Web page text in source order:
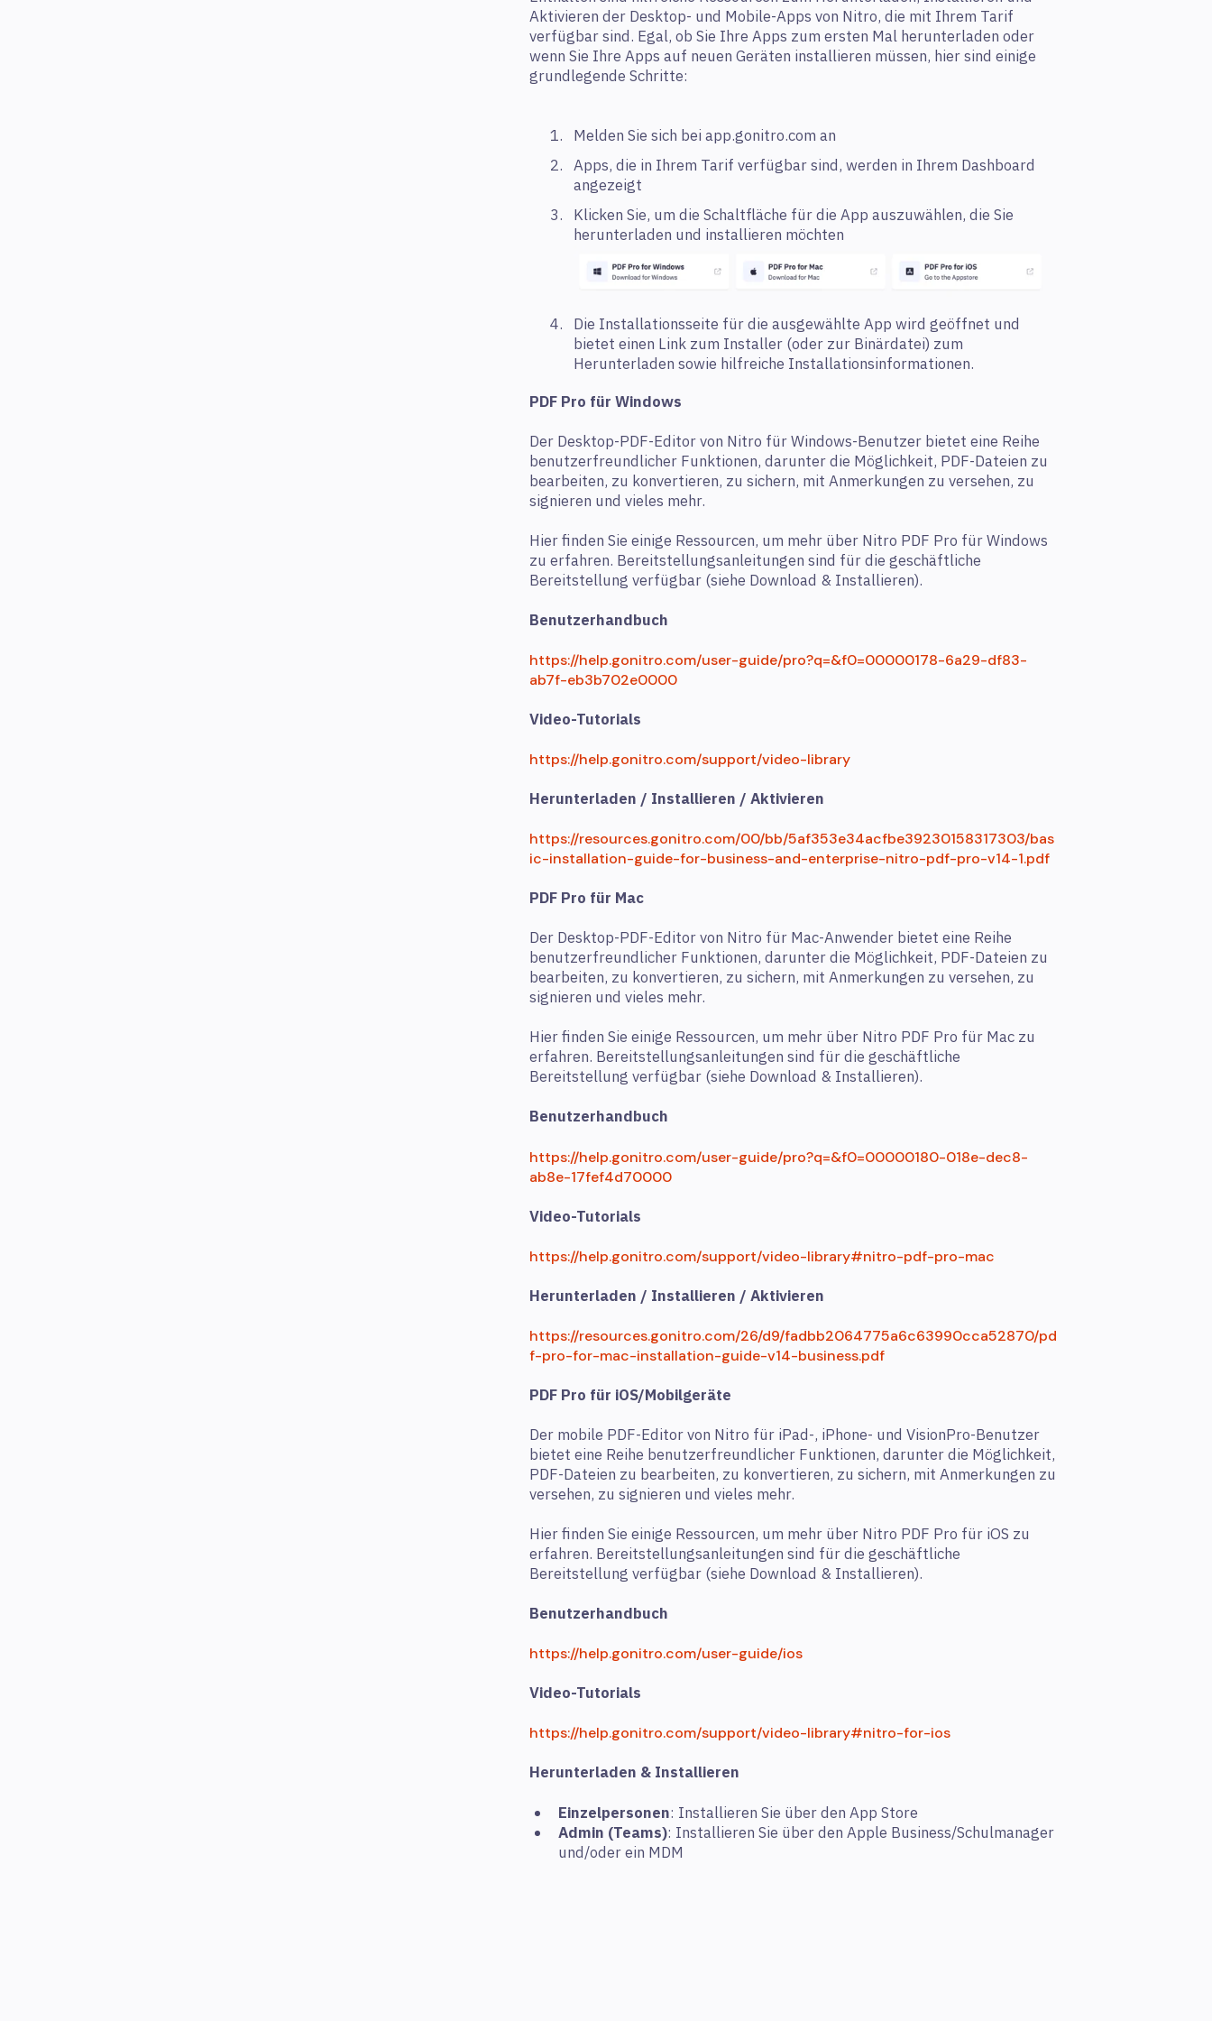
Aktivieren der Desktop- und Mobile-Apps von Nitro, die mit Ihrem Tarif
verfügbar sind. Egal, ob Sie Ihre Apps zum ersten Mal herunterladen oder
wenn Sie Ihre Apps auf neuen Geräten installieren müssen, hier sind einige
grundlegende Schritte:
Melden Sie sich bei app.gonitro.com an
Apps, die in Ihrem Tarif verfügbar sind, werden in Ihrem Dashboard
angezeigt
Klicken Sie, um die Schaltfläche für die App auszuwählen, die Sie
herunterladen und installieren möchten
Die Installationsseite für die ausgewählte App wird geöffnet und
bietet einen Link zum Installer (oder zur Binärdatei) zum
Herunterladen sowie hilfreiche Installationsinformationen.
PDF Pro für Windows
Der Desktop-PDF-Editor von Nitro für Windows-Benutzer bietet eine Reihe
benutzerfreundlicher Funktionen, darunter die Möglichkeit, PDF-Dateien zu
bearbeiten, zu konvertieren, zu sichern, mit Anmerkungen zu versehen, zu
signieren und vieles mehr.
Hier finden Sie einige Ressourcen, um mehr über Nitro PDF Pro für Windows
zu erfahren. Bereitstellungsanleitungen sind für die geschäftliche
Bereitstellung verfügbar (siehe Download & Installieren).
Benutzerhandbuch
https://help.gonitro.com/user-guide/pro?q=&f0=00000178-6a29-df83-
ab7f-eb3b702e0000
Video-Tutorials
https://help.gonitro.com/support/video-library
Herunterladen / Installieren / Aktivieren
https://resources.gonitro.com/00/bb/5af353e34acfbe39230158317303/bas
ic-installation-guide-for-business-and-enterprise-nitro-pdf-pro-v14-1.pdf
PDF Pro für Mac
Der Desktop-PDF-Editor von Nitro für Mac-Anwender bietet eine Reihe
benutzerfreundlicher Funktionen, darunter die Möglichkeit, PDF-Dateien zu
bearbeiten, zu konvertieren, zu sichern, mit Anmerkungen zu versehen, zu
signieren und vieles mehr.
Hier finden Sie einige Ressourcen, um mehr über Nitro PDF Pro für Mac zu
erfahren. Bereitstellungsanleitungen sind für die geschäftliche
Bereitstellung verfügbar (siehe Download & Installieren).
Benutzerhandbuch
https://help.gonitro.com/user-guide/pro?q=&f0=00000180-018e-dec8-
ab8e-17fef4d70000
Video-Tutorials
https://help.gonitro.com/support/video-library#nitro-pdf-pro-mac
Herunterladen / Installieren / Aktivieren
https://resources.gonitro.com/26/d9/fadbb2064775a6c63990cca52870/pd
f-pro-for-mac-installation-guide-v14-business.pdf
PDF Pro für iOS/Mobilgeräte
Der mobile PDF-Editor von Nitro für iPad-, iPhone- und VisionPro-Benutzer
bietet eine Reihe benutzerfreundlicher Funktionen, darunter die Möglichkeit,
PDF-Dateien zu bearbeiten, zu konvertieren, zu sichern, mit Anmerkungen zu
versehen, zu signieren und vieles mehr.
Hier finden Sie einige Ressourcen, um mehr über Nitro PDF Pro für iOS zu
erfahren. Bereitstellungsanleitungen sind für die geschäftliche
Bereitstellung verfügbar (siehe Download & Installieren).
Benutzerhandbuch
https://help.gonitro.com/user-guide/ios
Video-Tutorials
https://help.gonitro.com/support/video-library#nitro-for-ios
Herunterladen & Installieren
Einzelpersonen: Installieren Sie über den App Store
Admin (Teams): Installieren Sie über den Apple Business/Schulmanager
und/oder ein MDM